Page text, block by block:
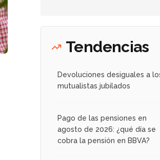
Tendencias
Devoluciones desiguales a
mutualistas jubilados
Pago de las pensiones en
agosto de 2026: ¿qué día se
cobra la pensión en BBVA?